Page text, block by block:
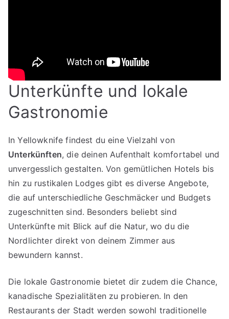
Unterkünfte und lokale
Gastronomie
In Yellowknife findest du eine Vielzahl von
Unterkünften, die deinen Aufenthalt komfortabel und
unvergesslich gestalten. Von gemütlichen Hotels bis
hin zu rustikalen Lodges gibt es diverse Angebote,
die auf unterschiedliche Geschmäcker und Budgets
zugeschnitten sind. Besonders beliebt sind
Unterkünfte mit Blick auf die Natur, wo du die
Nordlichter direkt von deinem Zimmer aus
bewundern kannst.
Die lokale Gastronomie bietet dir zudem die Chance,
kanadische Spezialitäten zu probieren. In den
Restaurants der Stadt werden sowohl traditionelle